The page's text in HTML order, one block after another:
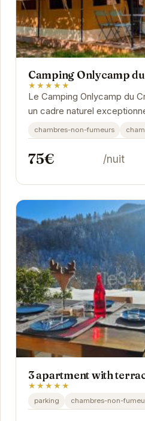
Camping Onlycamp
★★★★★
Le Camping Onlycamp du
un cadre naturel
chambres-non-fumeurs
75€ /nuit
3 apartment with
★★★★★
parking chambres-non-